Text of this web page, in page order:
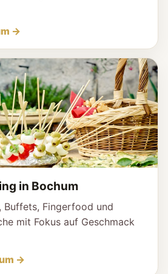
→
in Bochum
Buffets, Fingerfood und
mit Fokus auf Geschmack
→